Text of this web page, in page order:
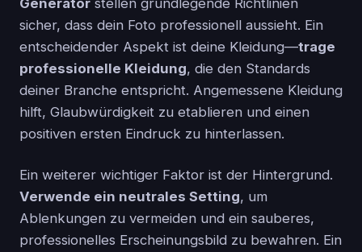
sicher, dass dein Foto professionell aussieht. Ein
entscheidender Aspekt ist deine Kleidung—trage
professionelle Kleidung, die den Standards
deiner Branche entspricht. Angemessene Kleidung
hilft, Glaubwürdigkeit zu etablieren und einen
positiven ersten Eindruck zu hinterlassen.
Ein weiterer wichtiger Faktor ist der Hintergrund.
Verwende ein neutrales Setting, um
Ablenkungen zu vermeiden und ein sauberes,
professionelles Erscheinungsbild zu bewahren. Ein